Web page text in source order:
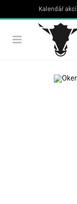
Kalendář akcí